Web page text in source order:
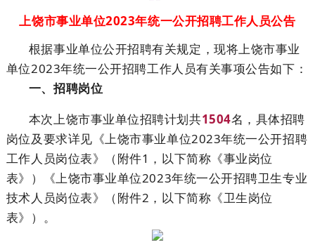
上饶市事业单位2023年统一公开招聘工作人员公告
根据事业单位公开招聘有关规定，现将上饶市事业
单位2023年统一公开招聘工作人员有关事项公告如下：
一、招聘岗位
本次上饶市事业单位招聘计划共1504名，具体招聘
岗位及要求详见《上饶市事业单位2023年统一公开招聘
工作人员岗位表》（附件1，以下简称《事业岗位
表》）《上饶市事业单位2023年统一公开招聘卫生专业
技术人员岗位表》（附件2，以下简称《卫生岗位
表》）。